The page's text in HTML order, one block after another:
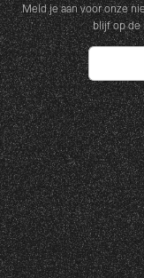
Meld je aan voor onze
blijf op de